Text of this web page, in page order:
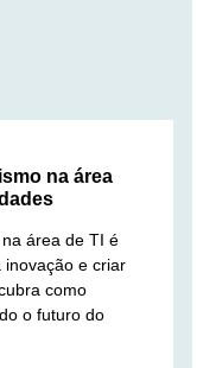
na área
área de TI é
inovação e criar
como
o futuro do